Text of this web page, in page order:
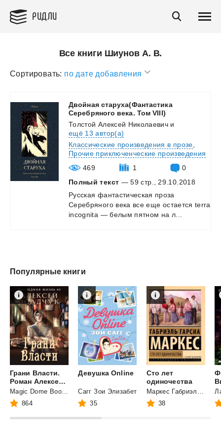
РИДЛИ
Все книги Шиунов А. В.
Сортировать: по дате добавления
Двойная старуха(Фантастика
Серебряного века. Том VIII)
Толстой Алексей Николаевич и
ещё 13 автор(а)
Классические произведения в прозе
Прочие приключенческие произведения
469
1
0
Полный текст — 59 стр., 29.10.2018
Русская фантастическая проза
Серебряного века все еще остается terra
incognita — белым пятном на л...
Популярные книги
Грани Власти.
Роман Алексея Осадчука
Magic Dome Books
864
Девушка Online
Сагг Зои Элизабет
35
Сто лет
одиночества
38